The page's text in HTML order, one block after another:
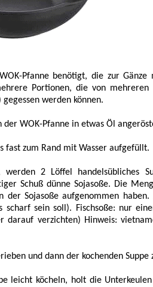
Pfanne benötigt, die zur
Portionen, die von mehreren
werden können.
WOK-Pfanne in etwas Öl
fast zum Rand mit Wasser aufgefüllt.
werden 2 Löffel handelsübliches
Schuß dünne Sojasoße. Die
der Sojasoße aufgenommen
sein soll). Fischsoße: nur
darauf verzichten) Hinweis:
und dann der kochenden Suppe
leicht köcheln, holt die